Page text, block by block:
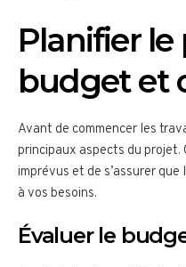
Planifier le
budget et
Avant de commencer les
principaux aspects du
imprévus et de s’assurer
à vos besoins.
Évaluer le